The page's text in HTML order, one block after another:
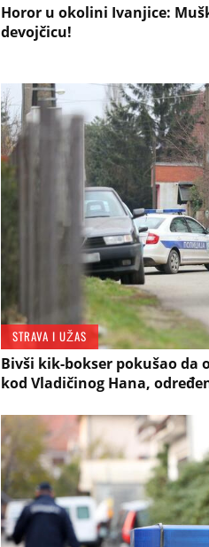
Horor u okolini Ivanjice:
devojčicu!
STRAVA I UŽAS
Bivši kik-bokser pokušao da
kod Vladičinog Hana,